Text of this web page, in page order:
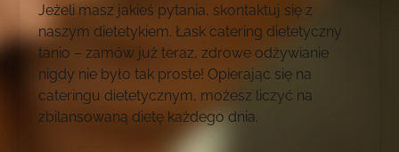
Jeżeli masz jakieś pytania, skontaktuj się z
naszym dietetykiem. Łask catering dietetyczny
tanio – zamów już teraz, zdrowe odżywianie
nigdy nie było tak proste! Opierając się na
cateringu dietetycznym, możesz liczyć na
zbilansowaną dietę każdego dnia.